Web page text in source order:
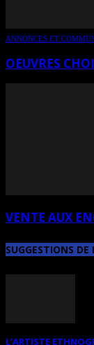
ANNONCES ET
OEUVRES
VENTE AUX
SUGGESTIONS
L’ARTISTE